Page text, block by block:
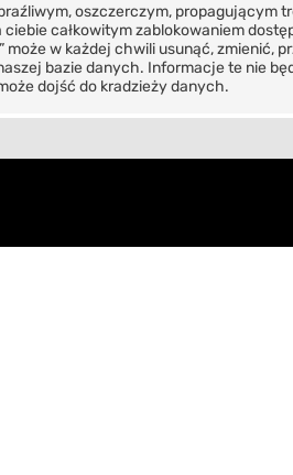
oszczerczym, propagującym
całkowitym zablokowaniem
może w każdej chwili usunąć, zmienić,
bazie danych. Informacje te nie
dojść do kradzieży danych.